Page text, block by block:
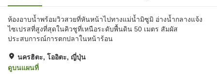
ห้องอาบน้ำพร้อมวิวสวยที่หันหน้าไปทางแม่น้ำมิซูมิ อ่างน้ำกลางแจ้ง
ไซเปรสที่สูงที่สุดในคิวชูที่เหนือระดับพื้นดิน 50 เมตร สัมผัส
ประสบการณ์การตกปลาในหน้าร้อน
นครฮิตะ, โออิตะ, ญี่ปุ่น
ดูบนแผนที่